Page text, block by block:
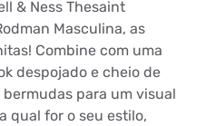
& Ness Thesaint
Masculina, as
Combine com uma
despojado e cheio de
para um visual
qual for o seu estilo,